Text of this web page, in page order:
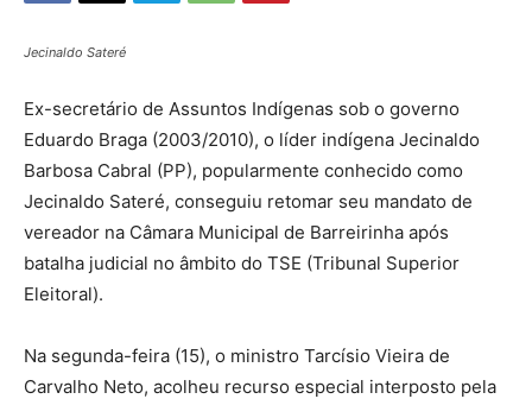
Jecinaldo Sateré
Ex-secretário de Assuntos Indígenas sob o governo
Eduardo Braga (2003/2010), o líder indígena Jecinaldo
Barbosa Cabral (PP), popularmente conhecido como
Jecinaldo Sateré, conseguiu retomar seu mandato de
vereador na Câmara Municipal de Barreirinha após
batalha judicial no âmbito do TSE (Tribunal Superior
Eleitoral).
Na segunda-feira (15), o ministro Tarcísio Vieira de
Carvalho Neto, acolheu recurso especial interposto pela